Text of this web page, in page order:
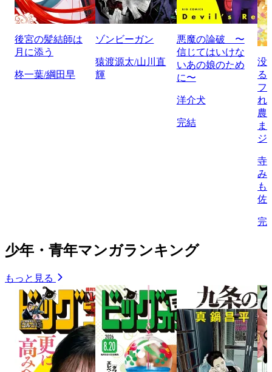
後宮の髪結師は
月に添う
柊一葉/綱田早
ゾンビーガン
猿渡源太/山川直
輝
悪魔の論破 〜
信じてはいけな
いあの娘のため
に〜
洋介犬
完結
没
る
フ
れ
農
ま
ジ
寺
み
も
佐
完
少年・青年マンガランキング
もっと見る